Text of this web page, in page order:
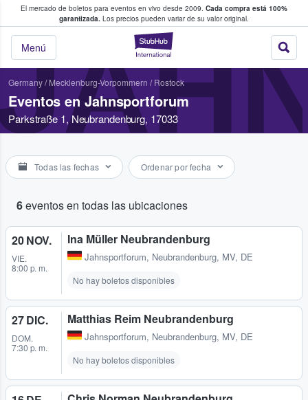
El mercado de boletos para eventos en vivo desde 2009. Cada compra está 100%
garantizada. Los precios pueden variar de su valor original.
StubHub: donde
Menú
fans compran y venden boletos
Germany/ Mecklenburg-Vorpommern / Rostock
Eventos en Jahnsportforum
Parkstraße 1, Neubrandenburg, 17033
Todas las fechas Ordenar por fecha
6eventos en todas las ubicaciones
20 NOV.
VIE.
8:00 p. m.
Ina Müller Neubrandenburg
Jahnsportforum, Neubrandenburg, MV, DE
No hay boletos disponibles
27 DIC.
DOM.
7:30 p. m.
Matthias Reim Neubrandenburg
Jahnsportforum, Neubrandenburg, MV, DE
No hay boletos disponibles